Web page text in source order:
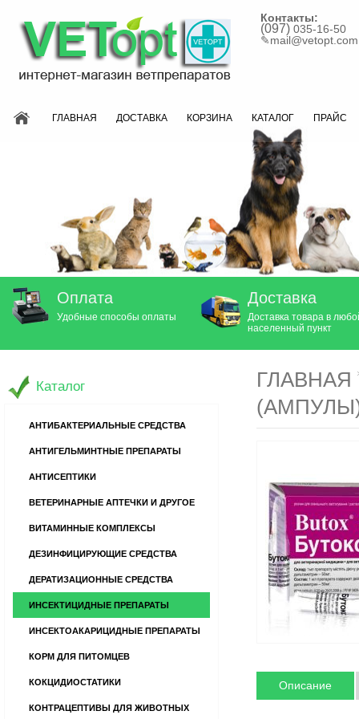
Контакты:
(097) 035-16-50
✎mail@vetopt.com
ГЛАВНАЯ ДОСТАВКА КОРЗИНА КАТАЛОГ ПРАЙС
Оплата
Удобные способы оплаты
Доставка
Доставка товара в
населенный пункт
ГЛАВНАЯ
Описание
Каталог
АНТИБАКТЕРИАЛЬНЫЕ СРЕДСТВА
АНТИГЕЛЬМИНТНЫЕ ПРЕПАРАТЫ
АНТИСЕПТИКИ
ВЕТЕРИНАРНЫЕ АПТЕЧКИ И ДРУГОЕ
ВИТАМИННЫЕ КОМПЛЕКСЫ
ДЕЗИНФИЦИРУЮЩИЕ СРЕДСТВА
ДЕРАТИЗАЦИОННЫЕ СРЕДСТВА
ИНСЕКТИЦИДНЫЕ ПРЕПАРАТЫ
ИНСЕКТОАКАРИЦИДНЫЕ ПРЕПАРАТЫ
КОРМ ДЛЯ ПИТОМЦЕВ
КОКЦИДИОСТАТИКИ
КОНТРАЦЕПТИВЫ ДЛЯ ЖИВОТНЫХ